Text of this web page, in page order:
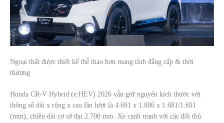
Ngoại thất được thiết kế thể thao hơn mang tính đẳng cấp & thời
thượng
Honda CR-V Hybrid (e:HEV) 2026 vẫn giữ nguyên kích thước với
thông số dài x rộng x cao lần lượt là 4.691 x 1.886 x 1.681/1.691
(mm), chiều dài cơ sở đạt 2.700 mm. Xe cạnh tranh với các đối thủ